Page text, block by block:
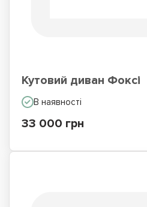
Кутовий диван Фоксі
В наявності
33 000 грн